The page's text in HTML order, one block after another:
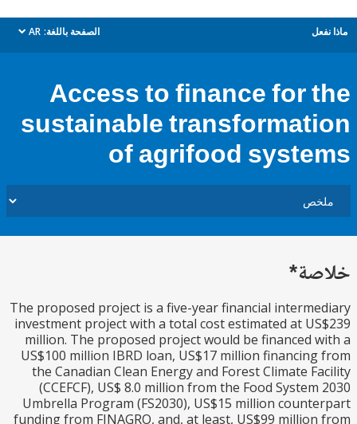
الصفحة باللغة: AR
dropdown
Access to finance for
sustainable
of agrifood
The proposed project is a five-year financial
investment project with a total cost estimated at
million. The proposed project would be financed
US$100 million IBRD loan, US$17 million
the Canadian Clean Energy and Forest Climate
(CCEFCF), US$ 8.0 million from the Food
Umbrella Program (FS2030), US$15 million
funding from FINAGRO, and, at least, US$99